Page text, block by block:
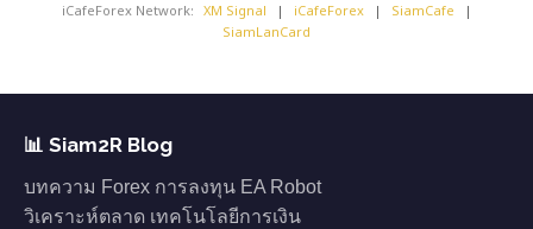
iCafeForex Network: XM Signal | iCafeForex | SiamCafe
|
SiamLanCard
📊 Siam2R Blog
บทความ Forex การลงทุน EA Robot
วิเคราะห์ตลาด เทคโนโลยีการเงิน